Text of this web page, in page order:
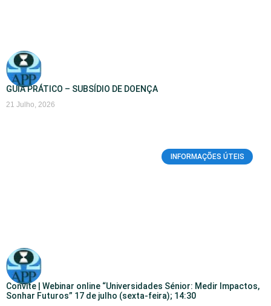
GUIA PRÁTICO – SUBSÍDIO DE DOENÇA
21 Julho, 2026
INFORMAÇÕES ÚTEIS
Convite | Webinar online “Universidades Sénior: Medir Impactos,
Sonhar Futuros” 17 de julho (sexta-feira); 14:30